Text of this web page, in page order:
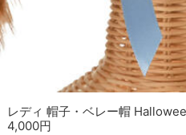
レディ 帽子・ベレー帽
4,000円